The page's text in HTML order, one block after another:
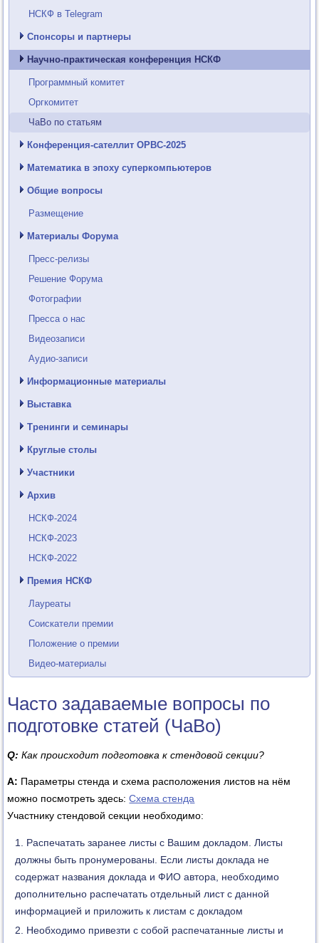
НСКФ в Telegram
Спонсоры и партнеры
Научно-практическая конференция НСКФ
Программный комитет
Оргкомитет
ЧаВо по статьям
Конференция-сателлит ОРВС-2025
Математика в эпоху суперкомпьютеров
Общие вопросы
Размещение
Материалы Форума
Пресс-релизы
Решение Форума
Фотографии
Пресса о нас
Видеозаписи
Аудио-записи
Информационные материалы
Выставка
Тренинги и семинары
Круглые столы
Участники
Архив
НСКФ-2024
НСКФ-2023
НСКФ-2022
Премия НСКФ
Лауреаты
Соискатели премии
Положение о премии
Видео-материалы
Часто задаваемые вопросы по
подготовке статей (ЧаВо)
Q: Как происходит подготовка к стендовой секции?
А: Параметры стенда и схема расположения листов на нём
можно посмотреть здесь:Схема стенда
Участнику стендовой секции необходимо:
Распечатать заранее листы с Вашим докладом. Листы
должны быть пронумерованы. Если листы доклада не
содержат названия доклада и ФИО автора, необходимо
дополнительно распечатать отдельный лист с данной
информацией и приложить к листам с докладом
Необходимо привезти с собой распечатанные листы и